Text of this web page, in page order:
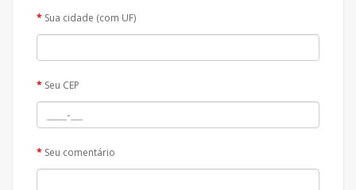
Sua cidade (com UF)
Seu CEP
Seu comentário